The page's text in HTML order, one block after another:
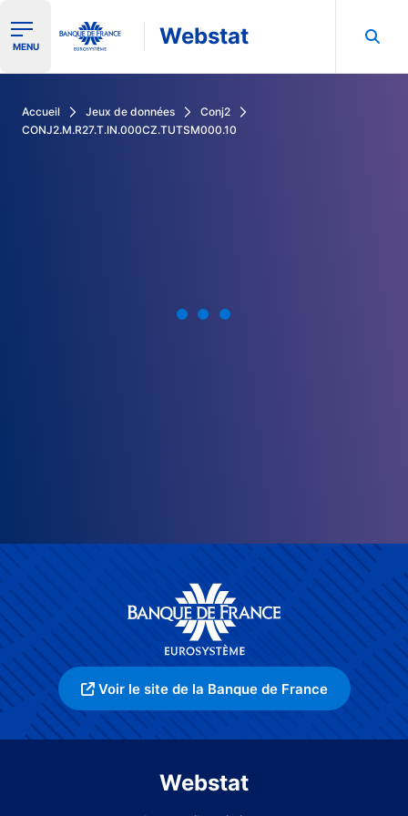
Ouvrir le menu de navigation
MENU Webstat
Accueil Jeux de données
Conj2
CONJ2.M.R27.T.IN.000CZ.TUTSM000.10
Voir le site de la Banque de France
Webstat